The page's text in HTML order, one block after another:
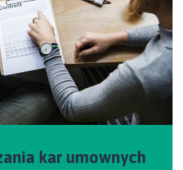
kar umownych